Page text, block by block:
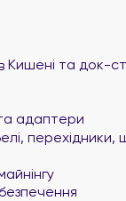
Кишені та док-
адаптери